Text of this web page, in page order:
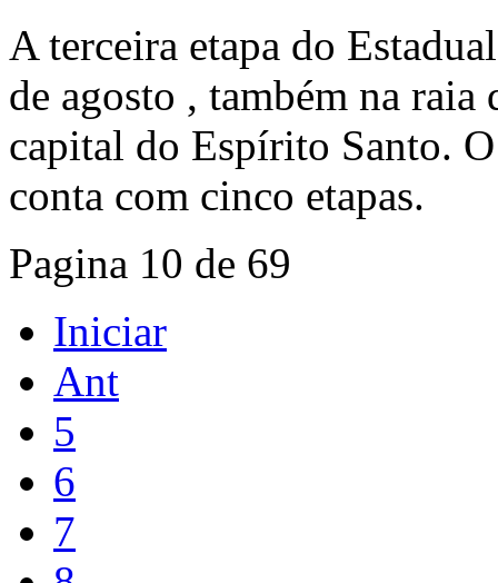
A terceira etapa do
de agosto , também na
capital do Espírito Santo.
conta com cinco etapas.
Pagina 10 de 69
Iniciar
Ant
5
6
7